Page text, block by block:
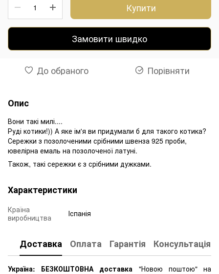
Купити
Замовити швидко
До обраного Порівняти
Опис
Вони такі милі....
Руді котики!)) А яке ім'я ви придумали б для такого котика?
Сережки з позолоченими срібними швенза 925 проби,
ювелірна емаль на позолоченої латуні.
Також, такі сережки є з срібними дужками.
Характеристики
Країна
виробництва
Іспанія
Доставка Оплата Гарантія Консультація
Україна: БЕЗКОШТОВНА доставка "Новою поштою" на